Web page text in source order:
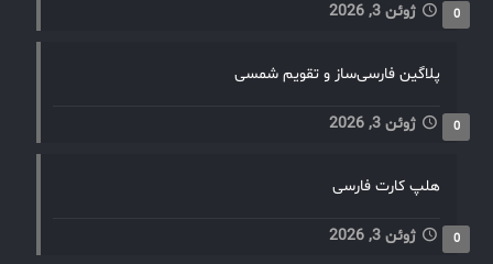
ژوئن 3, 2026 0
پلاگین فارسی‌ساز و تقویم شمسی
ژوئن 3, 2026 0
هلپ کارت فارسی
ژوئن 3, 2026 0